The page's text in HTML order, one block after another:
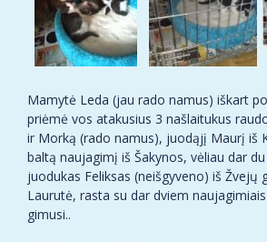
Mamytė Leda (jau rado namus) iškart
priėmė vos atakusius 3 našlaitukus
ir Morką (rado namus), juodąjį Maurį iš
baltą naujagimį iš Šakynos, vėliau dar
juodukas Feliksas (neišgyveno) iš Žvejų
Laurutė, rasta su dar dviem
gimusi..